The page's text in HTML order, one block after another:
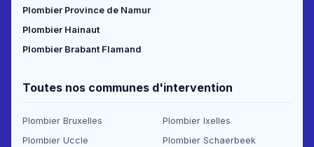
Plombier Province de Namur
Plombier Hainaut
Plombier Brabant Flamand
Toutes nos communes d'intervention
Plombier Bruxelles
Plombier Ixelles
Plombier Uccle
Plombier Schaerbeek